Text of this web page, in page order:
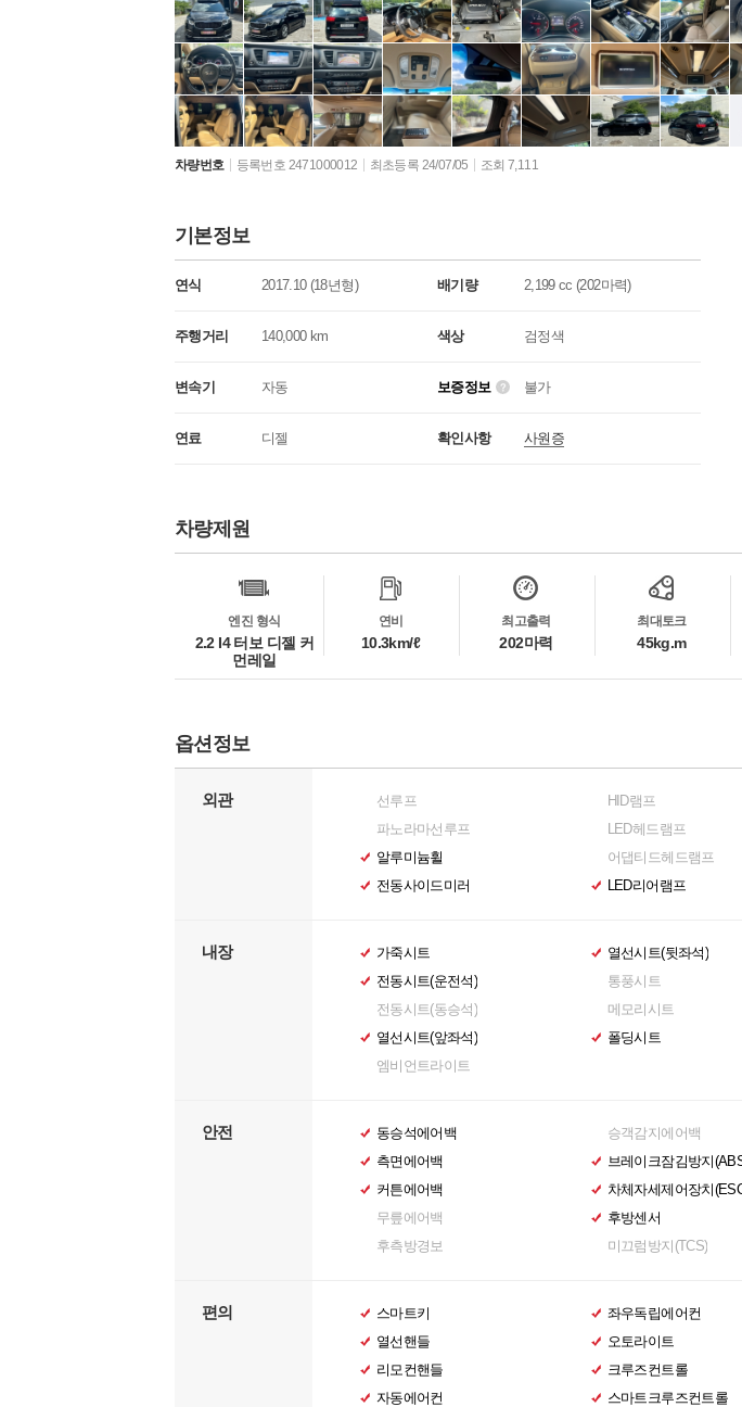
차량번호 등록번호 2471000012 최초등록 24/07/05 조회 7,111
기본정보
연식 2017.10 (18년형) 배기량 2,199 cc (202마력)
주행거리 140,000 km 색상 검정색
변속기 자동 보증정보 불가
연료 디젤 확인사항 사원증
차량제원
엔진 형식
2.2 I4 터보 디젤 커
먼레일
연비
10.3km/ℓ
최고출력
202마력
최대토크
45kg.m
옵션정보
외관
선루프
파노라마선루프
알루미늄휠
전동사이드미러
HID램프
LED헤드램프
어댑티드헤드램프
LED리어램프
내장
가죽시트
전동시트(운전석)
전동시트(동승석)
열선시트(앞좌석)
열선시트(뒷좌석)
통풍시트
메모리시트
폴딩시트
엠비언트라이트
안전
동승석에어백
측면에어백
커튼에어백
무릎에어백
승객감지에어백
브레이크잠김방지
차체자세제어장치
후방센서
후측방경보
미끄럼방지(TCS)
편의
스마트키
열선핸들
리모컨핸들
자동에어컨
좌우독립에어컨
오토라이트
크루즈컨트롤
스마트크루즈컨트롤